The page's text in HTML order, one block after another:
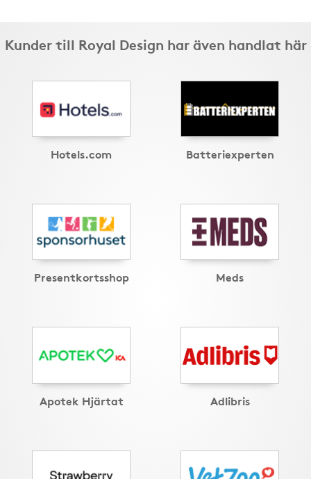
Kunder till Royal Design har även handlat här
Hotels.com Batteriexperten
Presentkortsshop Meds
Apotek Hjärtat Adlibris